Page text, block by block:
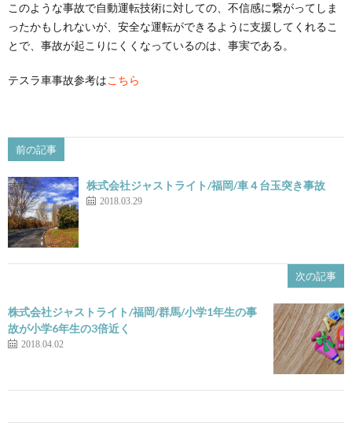
このような事故で自動運転技術に対しての、不信感に繋がってしま
ったかもしれないが、安全な運転ができるように支援してくれるこ
とで、事故が起こりにくくなっているのは、事実である。
テスラ車事故参考はこちら
前の記事
株式会社ジャストライト/福岡/車４台玉突き事故
2018.03.29
次の記事
株式会社ジャストライト/福岡/群馬/小学1年生の事
故が小学6年生の3倍近く
2018.04.02